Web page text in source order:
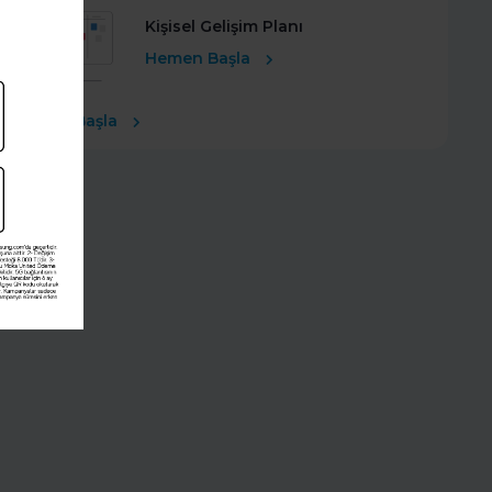
Kişisel Gelişim Planı
Hemen Başla
Ücretsiz Başla